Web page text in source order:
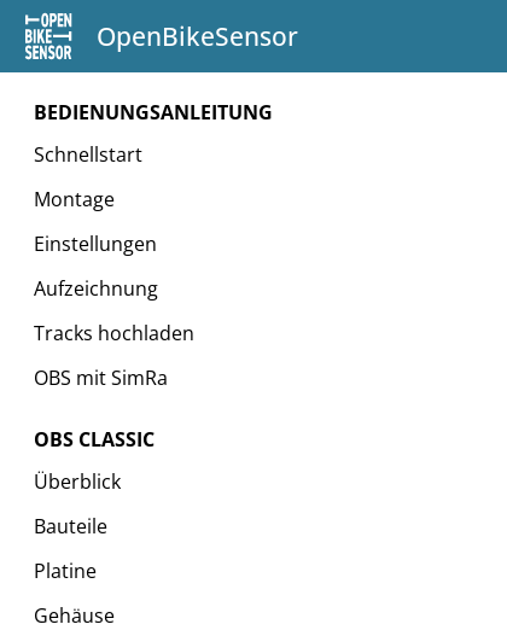
OpenBikeSensor
BEDIENUNGSANLEITUNG
Schnellstart
Montage
Einstellungen
Aufzeichnung
Tracks hochladen
OBS mit SimRa
OBS CLASSIC
Überblick
Bauteile
Platine
Gehäuse